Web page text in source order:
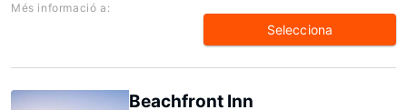
Més informació a:
Selecciona
Beachfront Inn